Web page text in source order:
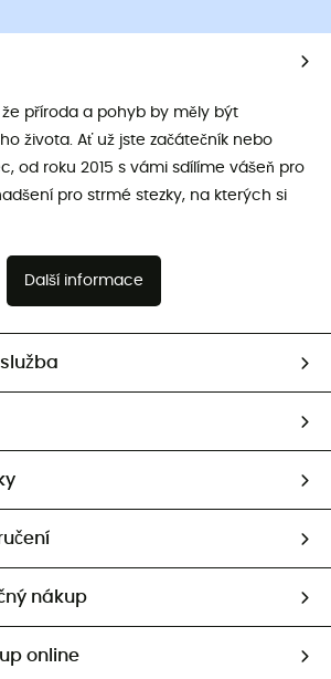
příroda a pohyb by měly být
života. Ať už jste začátečník nebo
od roku 2015 s vámi sdílíme vášeň pro
pro strmé stezky, na kterých si
Další informace
nákup
online